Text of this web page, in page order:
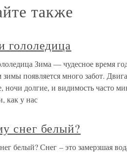
также
гололедица
Зима — чудесное время
появляется много забот.
ночи долгие, и видимость часто
как у нас
снег белый?
белый? Снег – это замерзшая